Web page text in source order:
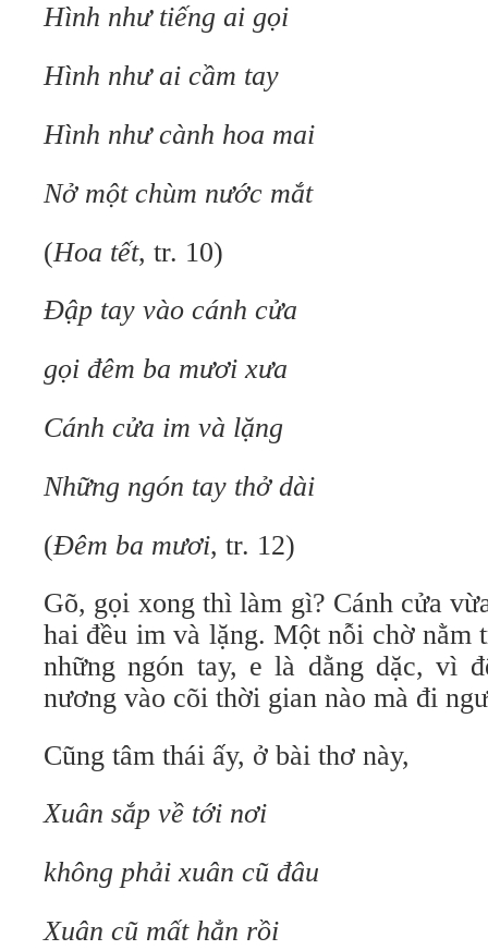
Hình như tiếng ai gọi
Hình như ai cầm tay
Hình như cành hoa mai
Nở một chùm nước mắt
(Hoa tết, tr. 10)
Đập tay vào cánh cửa
gọi đêm ba mươi xưa
Cánh cửa im và lặng
Những ngón tay thở dài
(Đêm ba mươi, tr. 12)
Gõ, gọi xong thì làm gì? Cánh cửa
hai đều im và lặng. Một nỗi chờ nằm
những ngón tay, e là dằng dặc, vì
nương vào cõi thời gian nào mà đi
Cũng tâm thái ấy, ở bài thơ này,
Xuân sắp về tới nơi
không phải xuân cũ đâu
Xuân cũ mất hẳn rồi